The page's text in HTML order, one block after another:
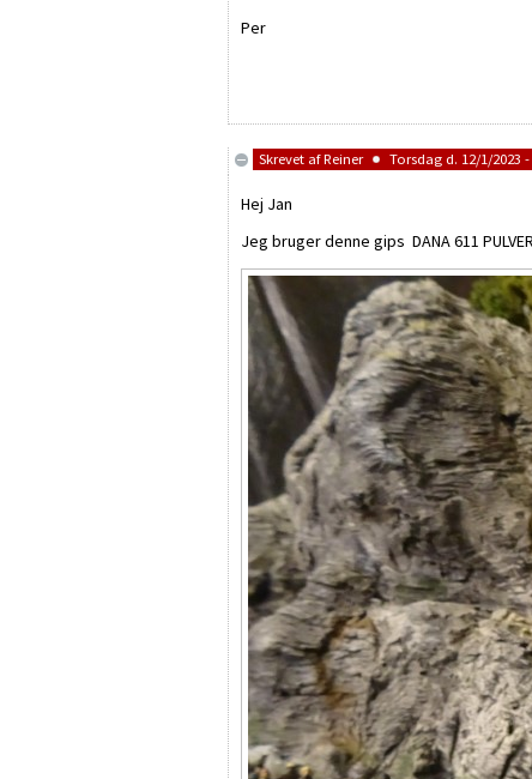
Per
Skrevet afReiner Torsdag d. 12/1/2023 -
Hej Jan
Jeg bruger denne gips DANA 611